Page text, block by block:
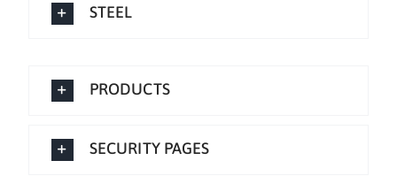
STEEL
PRODUCTS
SECURITY PAGES